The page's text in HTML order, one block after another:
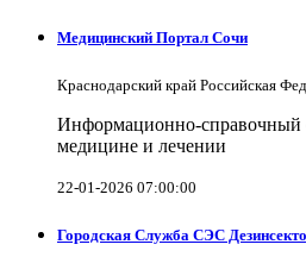
Медицинский Портал Сочи
Краснодарский край Российская
Информационно-справочный
медицине и лечении
22-01-2026 07:00:00
Городская Служба СЭС